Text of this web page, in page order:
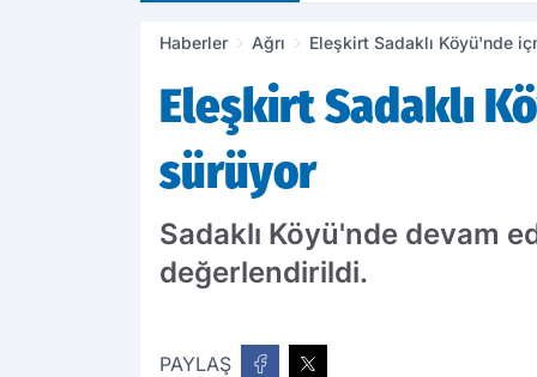
Haberler Ağrı Eleşkirt Sadaklı Köyü'nde
Eleşkirt Sadaklı
sürüyor
Sadaklı Köyü'nde devam
değerlendirildi.
PAYLAŞ